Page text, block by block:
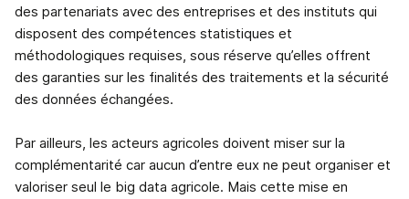
des partenariats avec des entreprises et des instituts qui
disposent des compétences statistiques et
méthodologiques requises, sous réserve qu’elles offrent
des garanties sur les finalités des traitements et la sécurité
des données échangées.
Par ailleurs, les acteurs agricoles doivent miser sur la
complémentarité car aucun d’entre eux ne peut organiser et
valoriser seul le big data agricole. Mais cette mise en